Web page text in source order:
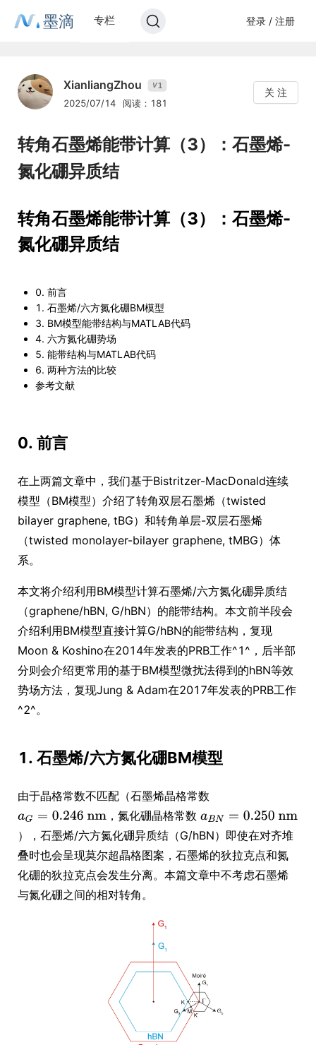
墨滴 专栏 登录 / 注册
XianliangZhou V1
2025/07/14 阅读：181
关 注
转角石墨烯能带计算（3）：石墨烯-
氮化硼异质结
转角石墨烯能带计算（3）：石墨烯-
氮化硼异质结
0. 前言
1. 石墨烯/六方氮化硼BM模型
3. BM模型能带结构与MATLAB代码
4. 六方氮化硼势场
5. 能带结构与MATLAB代码
6. 两种方法的比较
参考文献
0. 前言
在上两篇文章中，我们基于Bistritzer-MacDonald连续
模型（BM模型）介绍了转角双层石墨烯（twisted
bilayer graphene, tBG）和转角单层-双层石墨烯
（twisted monolayer-bilayer graphene, tMBG）体
系。
本文将介绍利用BM模型计算石墨烯/六方氮化硼异质结
（graphene/hBN, G/hBN）的能带结构。本文前半段会
介绍利用BM模型直接计算G/hBN的能带结构，复现
Moon & Koshino在2014年发表的PRB工作^1^，后半部
分则会介绍更常用的基于BM模型微扰法得到的hBN等效
势场方法，复现Jung & Adam在2017年发表的PRB工作
^2^。
1. 石墨烯/六方氮化硼BM模型
由于晶格常数不匹配（石墨烯晶格常数
，氮化硼晶格常数
），石墨烯/六方氮化硼异质结（G/hBN）即使在对齐堆
叠时也会呈现莫尔超晶格图案，石墨烯的狄拉克点和氮
化硼的狄拉克点会发生分离。本篇文章中不考虑石墨烯
与氮化硼之间的相对转角。